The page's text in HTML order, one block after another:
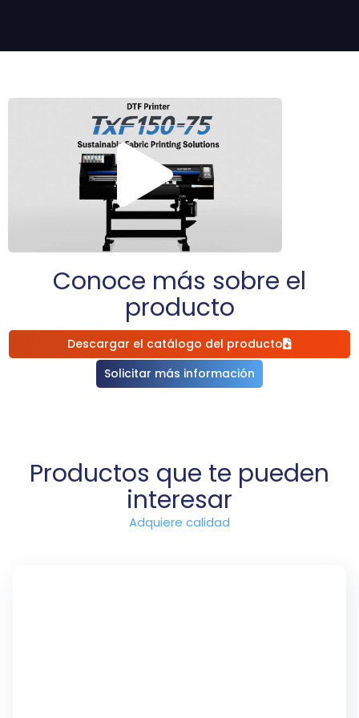
Conoce más sobre el
producto
Descargar el catálogo del producto
Solicitar más información
Productos que te pueden
interesar
Adquiere calidad